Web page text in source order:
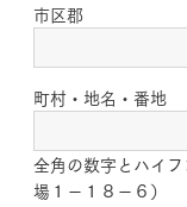
市区郡
町村・地名・番地
全角の数字とハイ
場１－１８－６）